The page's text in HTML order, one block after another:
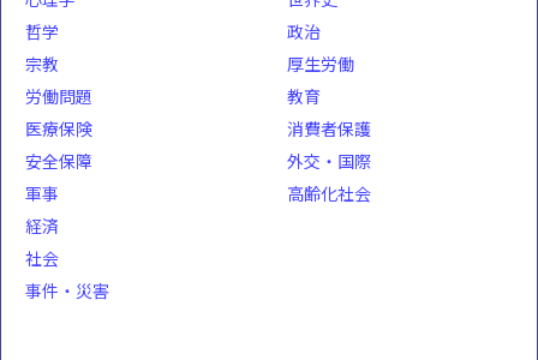
哲学
宗教
政治
厚生労働
労働問題
医療保険
安全保障
軍事
教育
消費者保護
外交・国際
高齢化社会
経済
社会
事件・災害